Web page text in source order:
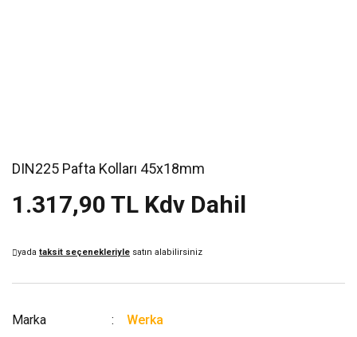
DIN225 Pafta Kolları 45x18mm
1.317,90 TL Kdv Dahil
yada taksit seçenekleriyle satın alabilirsiniz
Marka
Werka